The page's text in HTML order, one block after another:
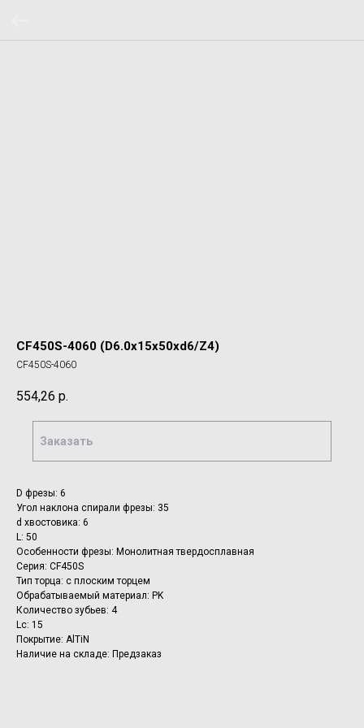
CF450S-4060 (D6.0x15x50xd6/Z4)
CF450S-4060
554,26 р.
Заказать
D фрезы: 6
Угол наклона спирали фрезы: 35
d хвостовика: 6
L: 50
Особенности фрезы: Монолитная твердосплавная
Серия: CF450S
Тип торца: с плоским торцем
Обрабатываемый материал: PK
Количество зубьев: 4
Lc: 15
Покрытие: AlTiN
Наличие на складе: Предзаказ